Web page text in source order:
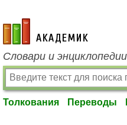
academic.ru
Словари и
Толкования Переводы